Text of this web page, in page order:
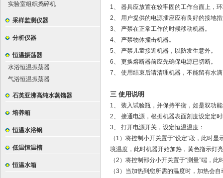
实验室组织捣碎机
采样监测仪器
分析仪器
恒温振荡器
水浴恒温振荡器
气浴恒温振荡器
石英亚沸高纯水蒸馏器
培养箱
恒温水浴锅
低温恒温槽
恒温水箱
1、 器具应放置在较牢固的工作台面上，
2、 用户提供的电源插座应有良好的接地
3、 严禁在正常工作的时候移动机器。
4、 严禁物体撞击机器。
5、 严禁儿童接近机器，以防发生意外。
6、 更换熔断器前应先确保电源已切断。
7、 使用结束后请清理机器，不能留有水
三 使用说明
1、 装入试验瓶，并保持平衡，如是双功
2、 接通电源，根据机器表面刻度设定定
3、 打开电源开关，设定恒温温度：
（1）将控制小开关置于“设定”段，此时
境温度，此时机器开始加热，黄色指示灯
（2）将控制部分小开关置于“测量”端，
（3）当加热到您所需的温度时，加热会